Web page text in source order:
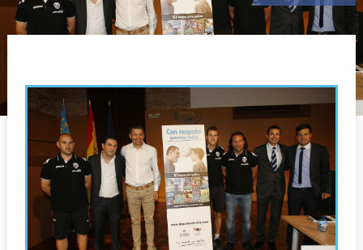
Valencia en deporte
Reservas
foro entrenadores